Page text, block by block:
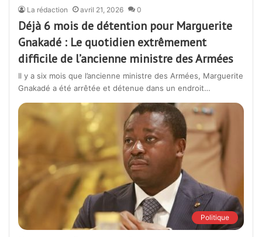
La rédaction avril 21, 2026 0
Déjà 6 mois de détention pour Marguerite
Gnakadé : Le quotidien extrêmement
difficile de l’ancienne ministre des Armées
Il y a six mois que l’ancienne ministre des Armées, Marguerite
Gnakadé a été arrêtée et détenue dans un endroit…
Politique